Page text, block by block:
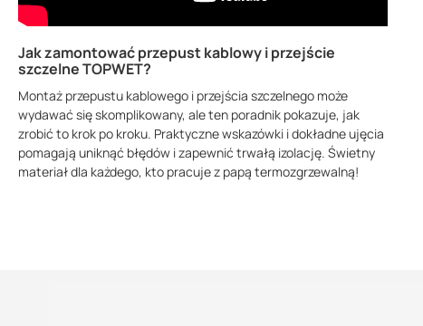
Jak zamontować przepust kablowy i przejście
szczelne TOPWET?
Montaż przepustu kablowego i przejścia szczelnego może
wydawać się skomplikowany, ale ten poradnik pokazuje, jak
zrobić to krok po kroku. Praktyczne wskazówki i dokładne ujęcia
pomagają uniknąć błędów i zapewnić trwałą izolację. Świetny
materiał dla każdego, kto pracuje z papą termozgrzewalną!